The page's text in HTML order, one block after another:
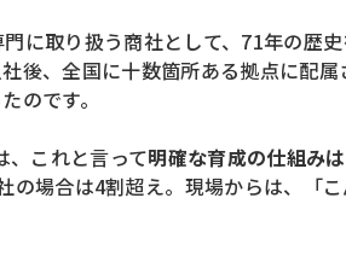
に取り扱う商社として、71年の歴
後、全国に十数箇所ある拠点に配
のです。
、これと言って明確な育成の仕組み
の場合は4割超え。現場からは、「